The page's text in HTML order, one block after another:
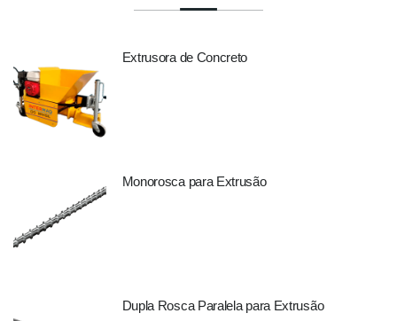
Extrusora de Concreto
Monorosca para Extrusão
Dupla Rosca Paralela para Extrusão